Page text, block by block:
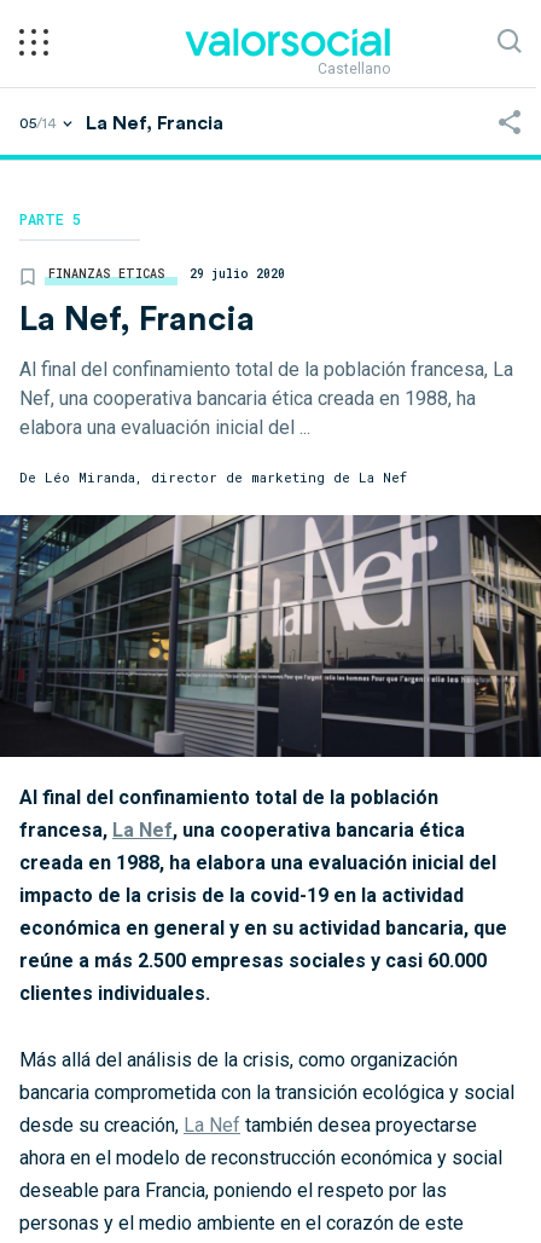
Castellano
05/14 La Nef, Francia
PARTE 5
FINANZAS ETICAS 29 julio 2020
La Nef, Francia
Al final del confinamiento total de la población francesa, La
Nef, una cooperativa bancaria ética creada en 1988, ha
elabora una evaluación inicial del ...
De Léo Miranda, director de marketing de La Nef
Al final del confinamiento total de la población
francesa, La Nef, una cooperativa bancaria ética
creada en 1988, ha elabora una evaluación inicial del
impacto de la crisis de la covid-19 en la actividad
económica en general y en su actividad bancaria, que
reúne a más 2.500 empresas sociales y casi 60.000
clientes individuales.
Más allá del análisis de la crisis, como organización
bancaria comprometida con la transición ecológica y social
desde su creación, La Nef también desea proyectarse
ahora en el modelo de reconstrucción económica y social
deseable para Francia, poniendo el respeto por las
personas y el medio ambiente en el corazón de este